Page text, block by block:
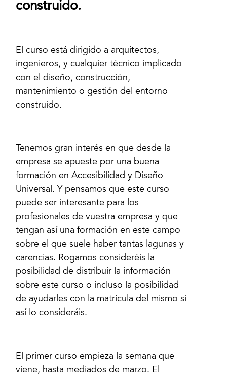
construido.
El curso está dirigido a arquitectos,
ingenieros, y cualquier técnico implicado
con el diseño, construcción,
mantenimiento o gestión del entorno
construido.
Tenemos gran interés en que desde la
empresa se apueste por una buena
formación en Accesibilidad y Diseño
Universal. Y pensamos que este curso
puede ser interesante para los
profesionales de vuestra empresa y que
tengan así una formación en este campo
sobre el que suele haber tantas lagunas y
carencias. Rogamos consideréis la
posibilidad de distribuir la información
sobre este curso o incluso la posibilidad
de ayudarles con la matrícula del mismo si
así lo consideráis.
El primer curso empieza la semana que
viene, hasta mediados de marzo. El